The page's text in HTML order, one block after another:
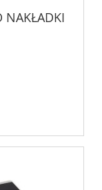
NAKŁADKI